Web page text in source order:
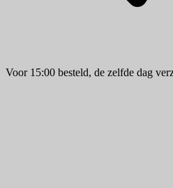
Voor 15:00 besteld, de zelfde dag